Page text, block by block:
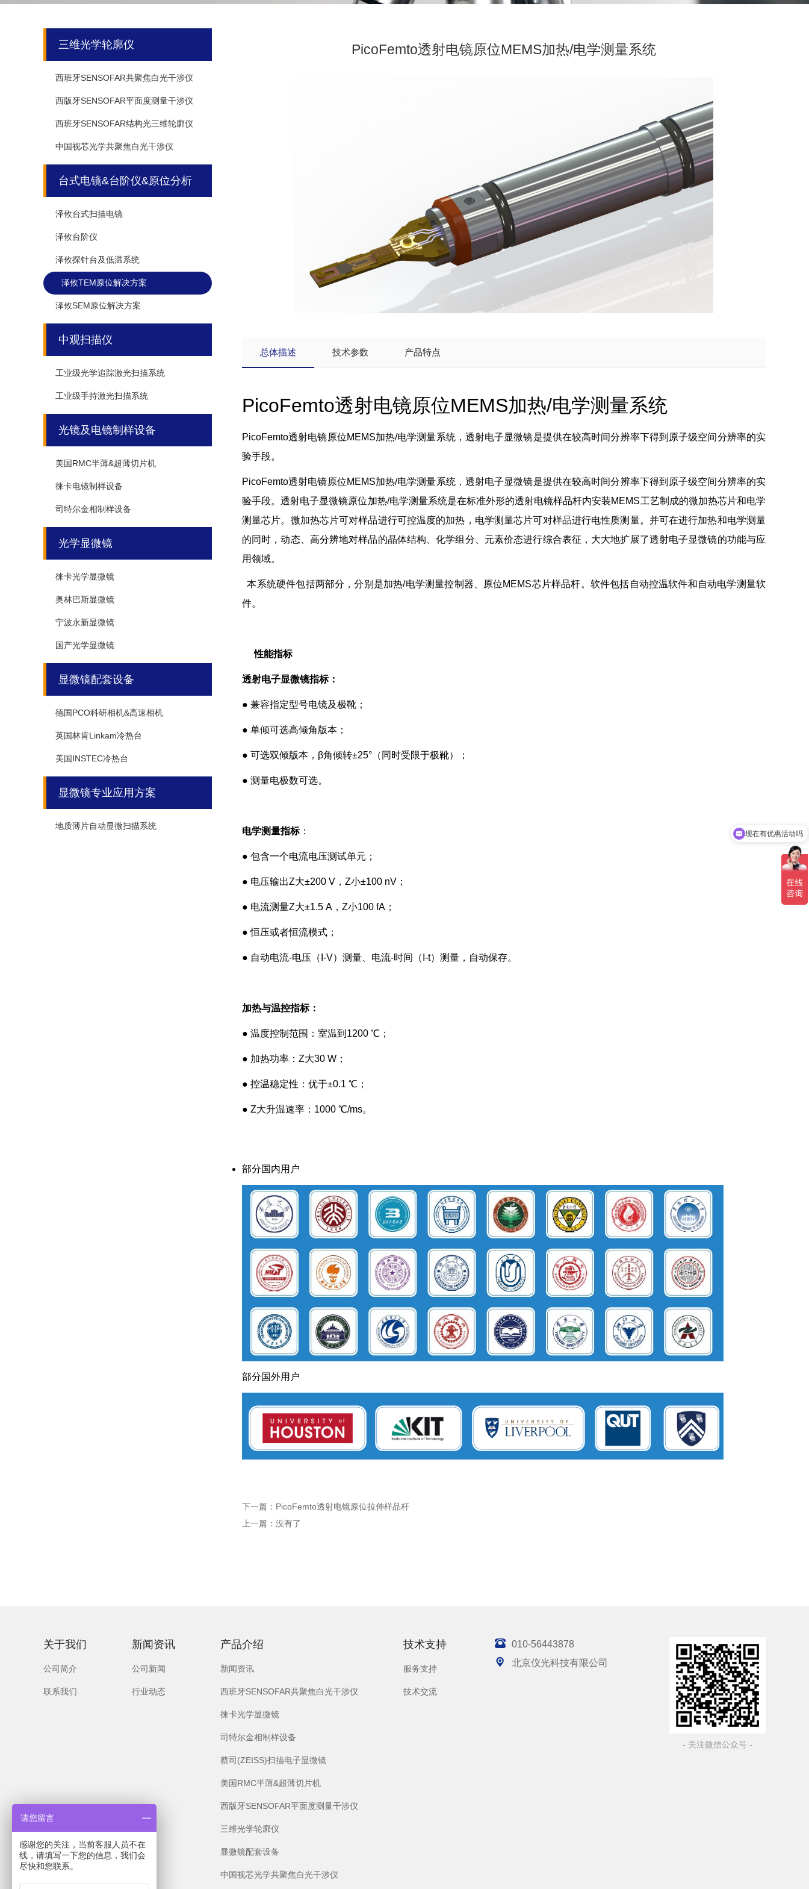
三维光学轮廓仪
西班牙SENSOFAR共聚焦白光干涉仪
西版牙SENSOFAR平面度测量干涉仪
西班牙SENSOFAR结构光三维轮廓仪
中国视芯光学共聚焦白光干涉仪
台式电镜&台阶仪&原位分析
泽攸台式扫描电镜
泽攸台阶仪
泽攸探针台及低温系统
泽攸TEM原位解决方案
泽攸SEM原位解决方案
中观扫描仪
工业级光学追踪激光扫描系统
工业级手持激光扫描系统
光镜及电镜制样设备
美国RMC半薄&超薄切片机
徕卡电镜制样设备
司特尔金相制样设备
光学显微镜
徕卡光学显微镜
奥林巴斯显微镜
宁波永新显微镜
国产光学显微镜
显微镜配套设备
德国PCO科研相机&高速相机
英国林肯Linkam冷热台
美国INSTEC冷热台
显微镜专业应用方案
地质薄片自动显微扫描系统
PicoFemto透射电镜原位MEMS加热/电学测量系统
总体描述 技术参数 产品特点
PicoFemto透射电镜原位MEMS加热/电学测量系统
PicoFemto透射电镜原位MEMS加热/电学测量系统，透射电子显微镜是提供在较高时间分辨率下得到原子级空间分辨率的实
验手段。
PicoFemto透射电镜原位MEMS加热/电学测量系统，透射电子显微镜是提供在较高时间分辨率下得到原子级空间分辨率的实
验手段。透射电子显微镜原位加热/电学测量系统是在标准外形的透射电镜样品杆内安装MEMS工艺制成的微加热芯片和电学
测量芯片。微加热芯片可对样品进行可控温度的加热，电学测量芯片可对样品进行电性质测量。并可在进行加热和电学测量
的同时，动态、高分辨地对样品的晶体结构、化学组分、元素价态进行综合表征，大大地扩展了透射电子显微镜的功能与应
用领域。
本系统硬件包括两部分，分别是加热/电学测量控制器、原位MEMS芯片样品杆。软件包括自动控温软件和自动电学测量软
件。
性能指标
透射电子显微镜指标：
● 兼容指定型号电镜及极靴；
● 单倾可选高倾角版本；
● 可选双倾版本，β角倾转±25°（同时受限于极靴）；
● 测量电极数可选。
电学测量指标：
● 包含一个电流电压测试单元；
● 电压输出Z大±200 V，Z小±100 nV；
● 电流测量Z大±1.5 A，Z小100 fA；
● 恒压或者恒流模式；
● 自动电流-电压（I-V）测量、电流-时间（I-t）测量，自动保存。
加热与温控指标：
● 温度控制范围：室温到1200 ℃；
● 加热功率：Z大30 W；
● 控温稳定性：优于±0.1 ℃；
● Z大升温速率：1000 ℃/ms。
部分国内用户
部分国外用户
下一篇 ： PicoFemto透射电镜原位拉伸样品杆
上一篇 ：没有了
关于我们
公司简介
联系我们
新闻资讯
公司新闻
行业动态
产品介绍
新闻资讯
西班牙SENSOFAR共聚焦白光干涉仪
徕卡光学显微镜
司特尔金相制样设备
蔡司(ZEISS)扫描电子显微镜
美国RMC半薄&超薄切片机
西版牙SENSOFAR平面度测量干涉仪
三维光学轮廓仪
显微镜配套设备
中国视芯光学共聚焦白光干涉仪
技术支持
服务支持
技术交流
 010-56443878
 北京仪光科技有限公司
- 关注微信公众号 -
现在有优惠活动吗
请您留言
感谢您的关注，当前客服人员不在
线，请填写一下您的信息，我们会
尽快和您联系。